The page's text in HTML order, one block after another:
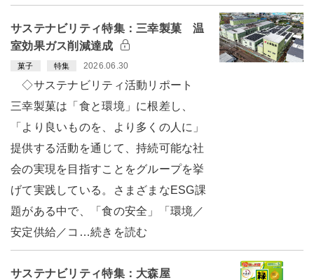
サステナビリティ特集：三幸製菓 温
室効果ガス削減達成
菓子 特集 2026.06.30
◇サステナビリティ活動リポート
三幸製菓は「食と環境」に根差し、
「より良いものを、より多くの人に」
提供する活動を通じて、持続可能な社
会の実現を目指すことをグループを挙
げて実践している。さまざまなESG課
題がある中で、「食の安全」「環境／
安定供給／コ…続きを読む
サステナビリティ特集：大森屋